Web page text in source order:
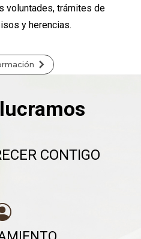
voluntades, trámites de
y herencias.
CONTIGO